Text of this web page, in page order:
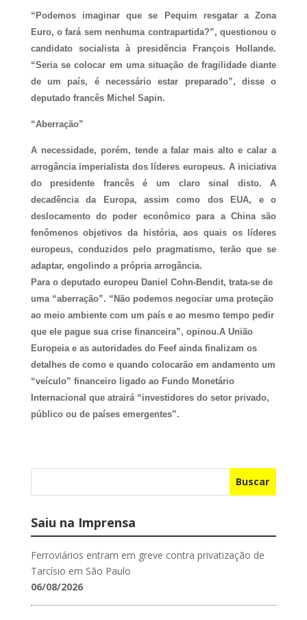
“Podemos imaginar que se Pequim resgatar a Zona
Euro, o fará sem nenhuma contrapartida?”, questionou o
candidato socialista à presidência François Hollande.
“Seria se colocar em uma situação de fragilidade diante
de um país, é necessário estar preparado”, disse o
deputado francês Michel Sapin.
“Aberração”
A necessidade, porém, tende a falar mais alto e calar a
arrogância imperialista dos líderes europeus. A iniciativa
do presidente francês é um claro sinal disto. A
decadência da Europa, assim como dos EUA, e o
deslocamento do poder econômico para a China são
fenômenos objetivos da história, aos quais os líderes
europeus, conduzidos pelo pragmatismo, terão que se
adaptar, engolindo a própria arrogância.
Para o deputado europeu Daniel Cohn-Bendit, trata-se de
uma “aberração”. “Não podemos negociar uma proteção
ao meio ambiente com um país e ao mesmo tempo pedir
que ele pague sua crise financeira”, opinou.A União
Europeia e as autoridades do Feef ainda finalizam os
detalhes de como e quando colocarão em andamento um
“veículo” financeiro ligado ao Fundo Monetário
Internacional que atrairá “investidores do setor privado,
público ou de países emergentes”.
Buscar
Saiu na Imprensa
Ferroviários entram em greve contra privatização de
Tarcísio em São Paulo
06/08/2026